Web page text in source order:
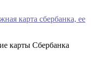
карта сбербанка, ее
карты Сбербанка